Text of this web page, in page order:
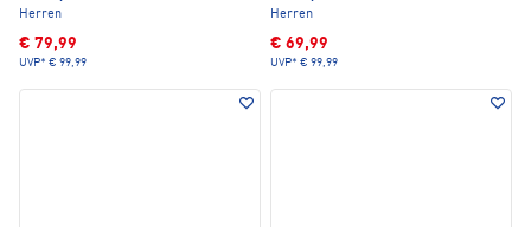
Herren
€ 79,99
UVP* € 99,99
Herren
€ 69,99
UVP* € 99,99